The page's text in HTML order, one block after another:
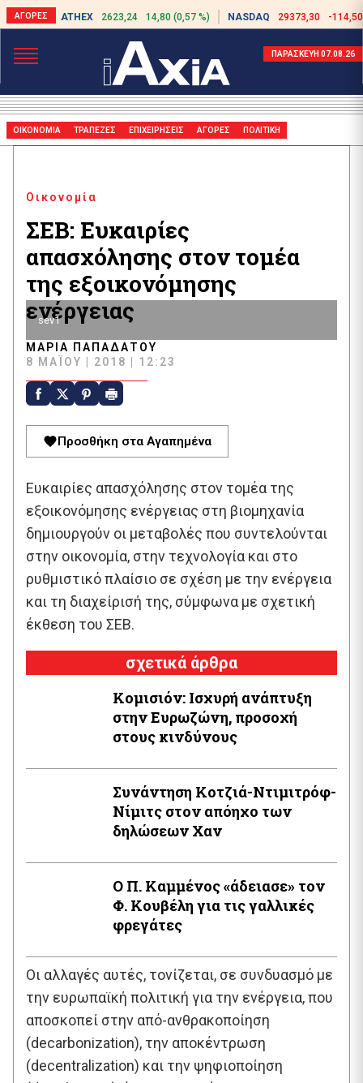
ATHEX 2623,24 14,80 (0,57 %) NASDAQ 29373,30 -
ΠΑΡΑΣΚΕΥΗ 07.08.26
ΟΙΚΟΝΟΜΙΑ ΤΡΑΠΕΖΕΣ ΕΠΙΧΕΙΡΗΣΕΙΣ ΑΓΟΡΕΣ ΠΟΛΙΤΙΚΗ
Οικονομία
ΣΕΒ: Ευκαιρίες
απασχόλησης στον τομέα
της εξοικονόμησης
ενέργειας
sev1
ΜΑΡΊΑ ΠΑΠΑΔΆΤΟΥ
8 ΜΑΪ́ΟΥ | 2018 | 12:23
Προσθήκη στα Αγαπημένα
Ευκαιρίες απασχόλησης στον τομέα της
εξοικονόμησης ενέργειας στη βιομηχανία
δημιουργούν οι μεταβολές που συντελούνται
στην οικονομία, στην τεχνολογία και στο
ρυθμιστικό πλαίσιο σε σχέση με την ενέργεια
και τη διαχείρισή της, σύμφωνα με σχετική
έκθεση του ΣΕΒ.
σχετικά άρθρα
Κομισιόν: Ισχυρή ανάπτυξη
στην Ευρωζώνη, προσοχή
στους κινδύνους
Συνάντηση Κοτζιά-Ντιμιτρόφ-
Νίμιτς στον απόηχο των
δηλώσεων Χαν
Ο Π. Καμμένος «άδειασε» τον
Φ. Κουβέλη για τις γαλλικές
φρεγάτες
Οι αλλαγές αυτές, τονίζεται, σε συνδυασμό με
την ευρωπαϊκή πολιτική για την ενέργεια, που
αποσκοπεί στην από-ανθρακοποίηση
(decarbonization), την αποκέντρωση
(decentralization) και την ψηφιοποίηση